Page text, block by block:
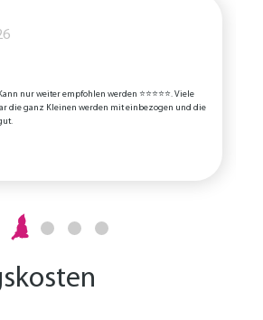
nur weiter empfohlen werden ⭐️⭐️⭐️⭐️⭐️. Viele
die ganz Kleinen werden mit einbezogen und die